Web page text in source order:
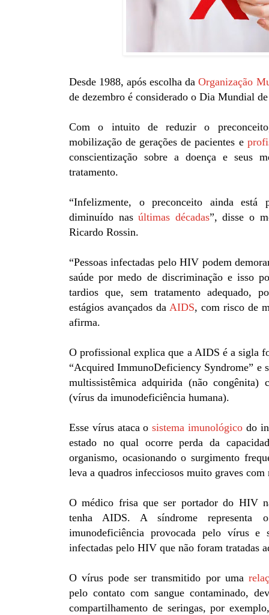
Desde 1988, após escolha daOrganização
de dezembro é considerado o Dia Mundial
Com o intuito de reduzir o
mobilização de gerações de pacientes e
conscientização sobre a doença e seus
tratamento.
“Infelizmente, o preconceito ainda está
diminuído nasúltimas décadas”, disse o
Ricardo Rossin.
“Pessoas infectadas pelo HIV podem
saúde por medo de discriminação e isso
tardios que, sem tratamento adequado,
estágios avançados da AIDS, com risco de
afirma.
O profissional explica que a AIDS é a sigla
“Acquired ImmunoDeficiency Syndrome” e
multissistêmica adquirida (não congênita)
(vírus da imunodeficiência humana).
Esse vírus ataca osistema imunológico do
estado no qual ocorre perda da
organismo, ocasionando o surgimento
leva a quadros infecciosos muito graves com
O médico frisa que ser portador do HIV
tenha AIDS. A síndrome representa
imunodeficiência provocada pelo vírus e
infectadas pelo HIV que não foram tratadas
O vírus pode ser transmitido por uma
pelo contato com sangue contaminado,
compartilhamento de seringas, por